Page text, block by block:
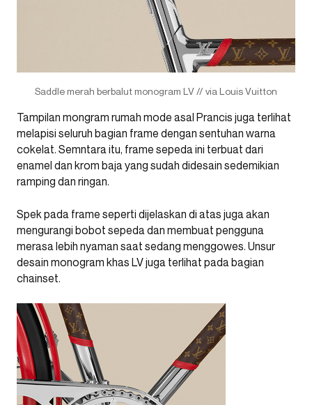
Saddle merah berbalut monogram LV // via Louis Vuitton
Tampilan mongram rumah mode asal Prancis juga terlihat
melapisi seluruh bagian frame dengan sentuhan warna
cokelat. Semntara itu, frame sepeda ini terbuat dari
enamel dan krom baja yang sudah didesain sedemikian
ramping dan ringan.
Spek pada frame seperti dijelaskan di atas juga akan
mengurangi bobot sepeda dan membuat pengguna
merasa lebih nyaman saat sedang menggowes. Unsur
desain monogram khas LV juga terlihat pada bagian
chainset.